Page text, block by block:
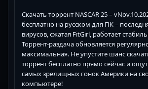
Скачать торрент NASCAR 25 –
бесплатно на русском для ПК –
вирусов, сжатая FitGirl, работает
Торрент-раздача обновляется
максимальная. Не упустите шанс
торрент бесплатно прямо сейчас и
самых зрелищных гонок Америки на
компьютере!